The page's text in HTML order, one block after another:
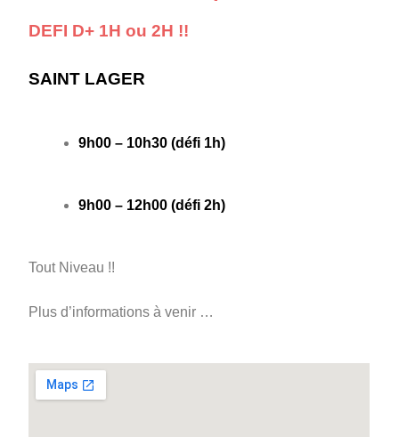
DEFI D+ 1H ou 2H !!
SAINT LAGER
9h00 – 10h30 (défi 1h)
9h00 – 12h00 (défi 2h)
Tout Niveau !!
Plus d’informations à venir …